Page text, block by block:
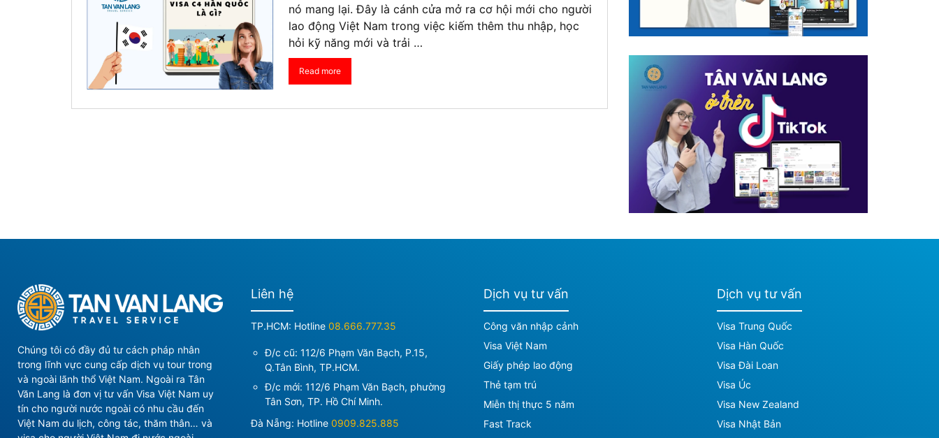
nó mang lại. Đây là cánh cửa mở ra cơ hội mới cho người
lao động Việt Nam trong việc kiếm thêm thu nhập, học
hỏi kỹ năng mới và trải …
Read more
Chúng tôi có đầy đủ tư cách pháp nhân
trong lĩnh vực cung cấp dịch vụ tour trong
và ngoài lãnh thổ Việt Nam. Ngoài ra Tân
Văn Lang là đơn vị tư vấn Visa Việt Nam uy
tín cho người nước ngoài có nhu cầu đến
Việt Nam du lịch, công tác, thăm thân… và
Liên hệ
TP.HCM: Hotline 08.666.777.35
Đ/c cũ: 112/6 Phạm Văn Bạch, P.15,
Q.Tân Bình, TP.HCM.
Đ/c mới: 112/6 Phạm Văn Bạch, phường
Tân Sơn, TP. Hồ Chí Minh.
Đà Nẵng: Hotline 0909.825.885
Dịch vụ tư vấn
Công văn nhập cảnh
Visa Việt Nam
Giấy phép lao động
Thẻ tạm trú
Miễn thị thực 5 năm
Fast Track
Dịch vụ tư vấn
Visa Trung Quốc
Visa Hàn Quốc
Visa Đài Loan
Visa Úc
Visa New Zealand
Visa Nhật Bản